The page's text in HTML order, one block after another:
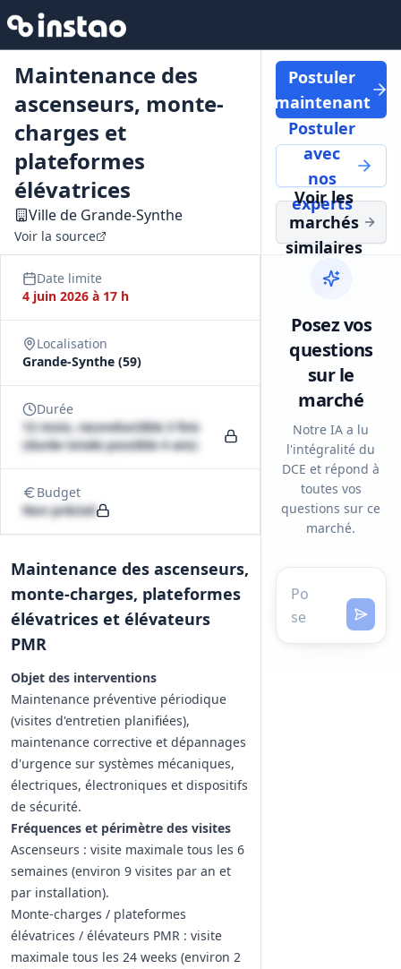
Maintenance des
ascenseurs, monte-
charges et
plateformes
élévatrices
Ville de Grande-Synthe
Voir la source
Date limite
4 juin 2026 à 17 h
Localisation
Grande-Synthe (59)
Durée
12 mois, reconductible 3 fois
(durée totale possible 4 ans)
Budget
Non précisé
Maintenance des ascenseurs,
monte-charges, plateformes
élévatrices et élévateurs
PMR
Objet des interventions
Maintenance préventive périodique
(visites d'entretien planifiées),
maintenance corrective et dépannages
d'urgence sur systèmes mécaniques,
électriques, électroniques et dispositifs
de sécurité.
Fréquences et périmètre des visites
Ascenseurs : visite maximale tous les 6
semaines (environ 9 visites par an et
par installation).
Monte-charges / plateformes
élévatrices / élévateurs PMR : visite
maximale tous les 24 weeks (environ 2
Postuler
maintenant
Postuler
avec
nos
experts
Voir les
marchés
similaires
Posez vos
questions
sur le
marché
Notre IA a lu
l'intégralité du
DCE et répond à
toutes vos
questions sur ce
marché.